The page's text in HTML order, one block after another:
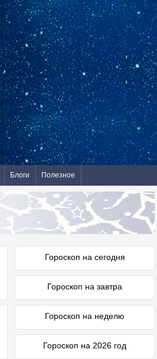
Блоги Полезное
Гороскоп на сегодня
Гороскоп на завтра
Гороскоп на неделю
Гороскоп на 2026 год